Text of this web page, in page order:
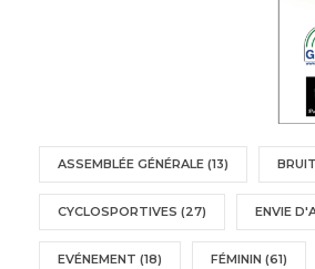
ASSEMBLÉE GÉNÉRALE (13)
CYCLOSPORTIVES (27) ENVIE
EVÉNEMENT (18) FÉMININ (61)